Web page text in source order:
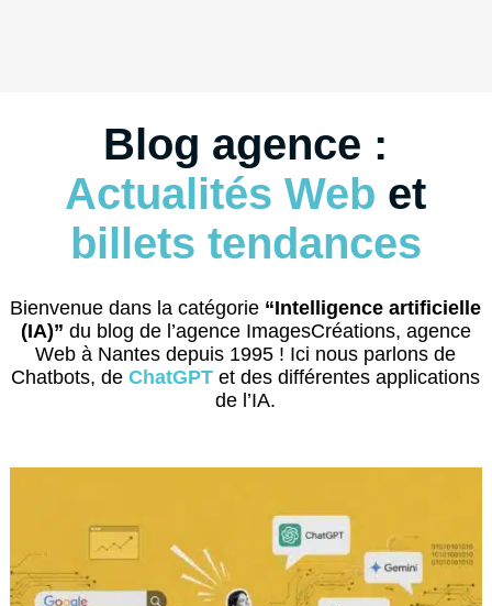
Blog agence :
Actualités Web et
billets tendances
Bienvenue dans la catégorie “Intelligence artificielle
(IA)” du blog de l’agence ImagesCréations, agence
Web à Nantes depuis 1995 ! Ici nous parlons de
Chatbots, deChatGPT et des différentes applications
de l’IA.